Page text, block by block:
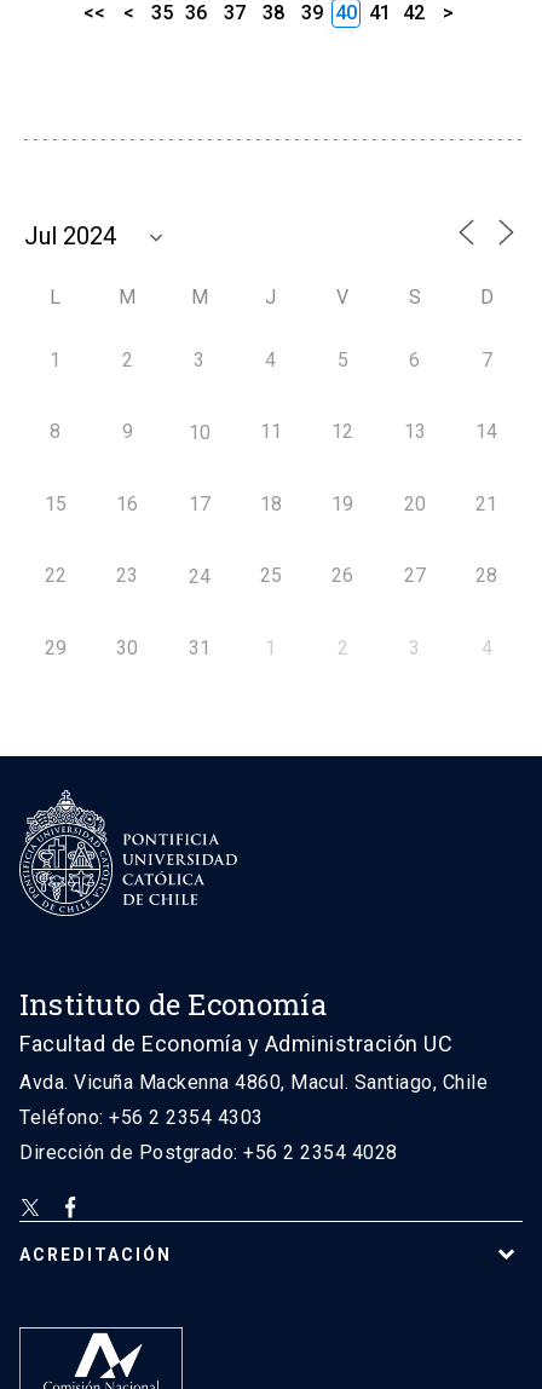
<< < 35 36 37 38 39 40 41 42 >
L M M J V S D
1 2 3 4 5 6 7
8 9 10 11 12 13 14
15 16 17 18 19 20 21
22 23 24 25 26 27 28
29 30 31 1 2 3 4
Instituto de Economía
Facultad de Economía y Administración UC
Avda. Vicuña Mackenna 4860, Macul. Santiago, Chile
Teléfono: +56 2 2354 4303
Dirección de Postgrado: +56 2 2354 4028
ACREDITACIÓN